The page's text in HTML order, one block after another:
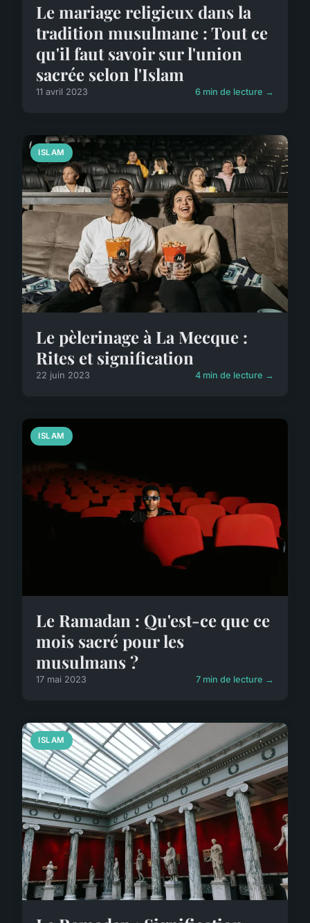
Le mariage religieux dans la
tradition musulmane : Tout ce
qu'il faut savoir sur l'union
sacrée selon l'Islam
11 avril 2023 6 min de lecture →
ISLAM
Le pèlerinage à La Mecque :
Rites et signification
22 juin 2023 4 min de lecture →
ISLAM
Le Ramadan : Qu'est-ce que ce
mois sacré pour les
musulmans ?
17 mai 2023 7 min de lecture →
ISLAM